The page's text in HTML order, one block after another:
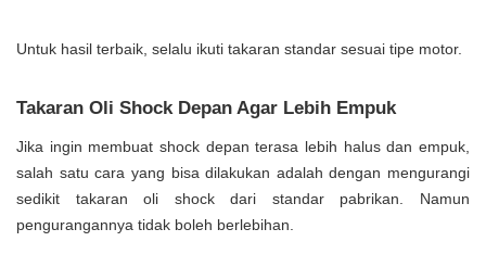
Untuk hasil terbaik, selalu ikuti takaran standar sesuai tipe motor.
Takaran Oli Shock Depan Agar Lebih Empuk
Jika ingin membuat shock depan terasa lebih halus dan empuk,
salah satu cara yang bisa dilakukan adalah dengan mengurangi
sedikit takaran oli shock dari standar pabrikan. Namun
pengurangannya tidak boleh berlebihan.